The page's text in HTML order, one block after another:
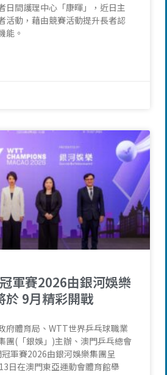
日間護理中心「康暉」，近日主
活動，藉由競賽活動提升長者認
能。
軍賽2026由銀河娛樂
於 9月精彩開戰
府體育局、WTT世界乒乓球職業
團(「銀娛」)主辦、澳門乒乓總會
軍賽2026由銀河娛樂集團呈
日在澳門東亞運動會體育館舉